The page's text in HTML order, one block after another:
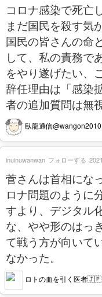
コロナ感染で死亡
まだ国民を殺す気
国民の皆さんの命
して、私の責務で
をやり遂げたい、
辞任理由は「感染
者の追加質問は無
臥龍通信@wangon2010
菅さんは首相にな
ロナ問題のように
すより、デジタル
な、やや形のはっ
て戦う方が向いて
なかった。
ロトの血を引く医者
inuinuwanwan フォローする